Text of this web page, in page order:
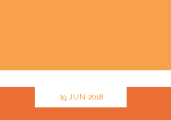
19 JUN 2018